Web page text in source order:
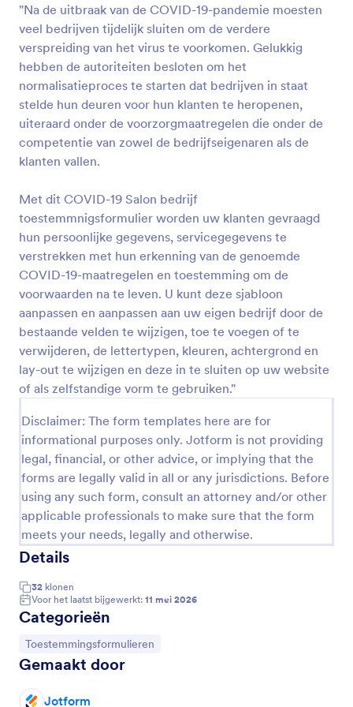
"Na de uitbraak van de COVID-19-pandemie moesten
veel bedrijven tijdelijk sluiten om de verdere
verspreiding van het virus te voorkomen. Gelukkig
hebben de autoriteiten besloten om het
normalisatieproces te starten dat bedrijven in staat
stelde hun deuren voor hun klanten te heropenen,
uiteraard onder de voorzorgmaatregelen die onder de
competentie van zowel de bedrijfseigenaren als de
klanten vallen.
Met dit COVID-19 Salon bedrijf
toestemmnigsformulier worden uw klanten gevraagd
hun persoonlijke gegevens, servicegegevens te
verstrekken met hun erkenning van de genoemde
COVID-19-maatregelen en toestemming om de
voorwaarden na te leven. U kunt deze sjabloon
aanpassen en aanpassen aan uw eigen bedrijf door de
bestaande velden te wijzigen, toe te voegen of te
verwijderen, de lettertypen, kleuren, achtergrond en
lay-out te wijzigen en deze in te sluiten op uw website
of als zelfstandige vorm te gebruiken."
Disclaimer: The form templates here are for
informational purposes only. Jotform is not providing
legal, financial, or other advice, or implying that the
forms are legally valid in all or any jurisdictions. Before
using any such form, consult an attorney and/or other
applicable professionals to make sure that the form
meets your needs, legally and otherwise.
Details
32 klonen
Voor het laatst bijgewerkt: 11 mei 2026
Categorieën
Ga naar categorie:
Toestemmingsformulieren
Gemaakt door
Jotform
toestemmnigsformulier worden uw klanten
gevraagd hun persoonlijke gegevens,
servicegegevens te verstrekken met hun erkenning
van de genoemde COVID-19-maatregelen en
toestemming om de voorwaarden na te leven. U
kunt deze sjabloon aanpassen en aanpassen aan uw
eigen bedrijf door de bestaande velden te wijzigen,
toe te voegen of te verwijderen, de lettertypen,
kleuren, achtergrond en lay-out te wijzigen en deze
in te sluiten op uw website of als zelfstandige vorm
te gebruiken."
Voorbeeld
COVID 19 Vrijwaring Van Aansprakelijkheid
"Een COVID-19 Vrijwaring van Aansprakelijkheid is
een document dat de intentie heeft de
toestemming van de klant of de klant te verkrijgen
voor een ontheffing van aansprakelijkheid. Dit is een
juridisch document dat bedoeld is om het aantal
onnodige rechtszaken te verminderen, zo niet om
ze te elimineren door de klant of klant te informeren
over de risico's die zijn of haar deelname aan een
gebeurtenis of een gewone aanwezigheid met zich
meebrengt die tot verwondingen of overlijden als
gevolg van COVID-19 kan leiden en waardoor ook
van een ontheffing van aansprakelijkheid zal helpen
de klant of klanten de risico's uit te leggen en kan
hen daarom laten zien of hij of zij nog steeds bereid
is verder te gaan. Door de risico's in kwestie op zich
te nemen helpt dit de vestiging te ontlasten van
eventuele verplichtingen die zich kunnen voordoen.
sjabloon is het snelle toestemmingsformulier dat u
Go to Category:
Toestemmingsformulieren
Template gebruiken
Voorbeeld